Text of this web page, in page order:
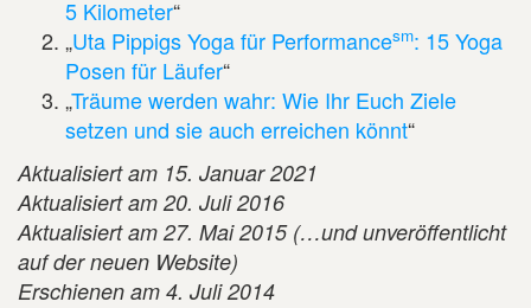
5 Kilometer“
„Uta Pippigs Yoga für Performancesm: 15 Yoga
Posen für Läufer“
„Träume werden wahr: Wie Ihr Euch Ziele
setzen und sie auch erreichen könnt“
Aktualisiert am 15. Januar 2021
Aktualisiert am 20. Juli 2016
Aktualisiert am 27. Mai 2015 (…und unveröffentlicht
auf der neuen Website)
Erschienen am 4. Juli 2014